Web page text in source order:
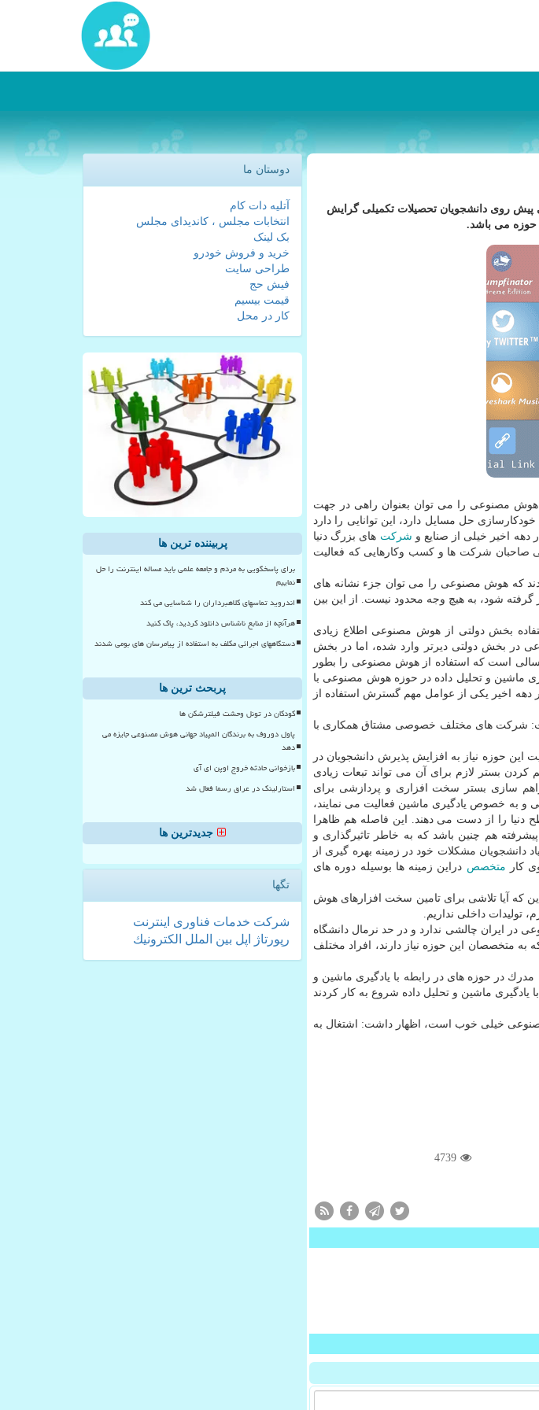
روی دانشجویان تحصیلات تكمیلی گرایش
می باشد.
مصنوعی را می توان بعنوان راهی در جهت
حل مسایل دارد، این توانایی را دارد
اخیر خیلی از صنایع و شركت های بزرگ دنیا
صاحبان شركت ها و كسب وكارهایی كه فعالیت
كه هوش مصنوعی را می توان جزء نشانه های
گرفته شود، به هیچ وجه محدود نیست. از این بین
بخش دولتی از هوش مصنوعی اطلاع زیادی
در بخش دولتی دیرتر وارد شده، اما در بخش
سالی است كه استفاده از هوش مصنوعی را بطور
ماشین و تحلیل داده در حوزه هوش مصنوعی با
اخیر یكی از عوامل مهم گسترش استفاده از
شركت های مختلف خصوصی مشتاق همكاری با
این حوزه نیاز به افزایش پذیرش دانشجویان در
بستر لازم برای آن می تواند تبعات زیادی
سازی بستر سخت افزاری و پردازشی برای
به خصوص یادگیری ماشین فعالیت می نمایند،
دنیا را از دست می دهند. این فاصله هم ظاهرا
هم چنین باشد كه به خاطر تاثیرگذاری و
دانشجویان مشكلات خود در زمینه بهره گیری از
كار متخصص دراین زمینه ها بوسیله دوره های
كه آیا تلاشی برای تامین سخت افزارهای هوش
تولیدات داخلی نداریم.
ایران چالشی ندارد و در حد نرمال دانشگاه
این حوزه نیاز دارند، افراد مختلف
در حوزه های در رابطه با یادگیری ماشین و
یادگیری ماشین و تحلیل داده شروع به كار كردند
خیلی خوب است، اظهار داشت: اشتغال به
4739
دوستان ما
آتلیه دات کام
انتخابات مجلس ، کاندیدای مجلس
بک لینک
خرید و فروش خودرو
طراحی سایت
فیش حج
قیمت بیسیم
کار در محل
پربیننده ترین ها
برای پاسخگویی به مردم و جامعه علمی باید مساله اینترنت را حل
نماییم
اندروید تماسهای کلاهبرداران را شناسایی می کند
هرآنچه از منابع ناشناس دانلود کردید، پاک کنید
دستگاههای اجرائی مکلف به استفاده از پیامرسان های بومی شدند
پربحث ترین ها
کودکان در تونل وحشت فیلترشکن ها
پاول دوروف به برندگان المپیاد جهانی هوش مصنوعی جایزه می
دهد
بازخوانی حادثه خروج اوپن ای آی
استارلینک در عراق رسما فعال شد
جدیدترین ها
تگها
شركت خدمات فناوری اینترنت
رپورتاژ
اپل بین الملل الكترونیك